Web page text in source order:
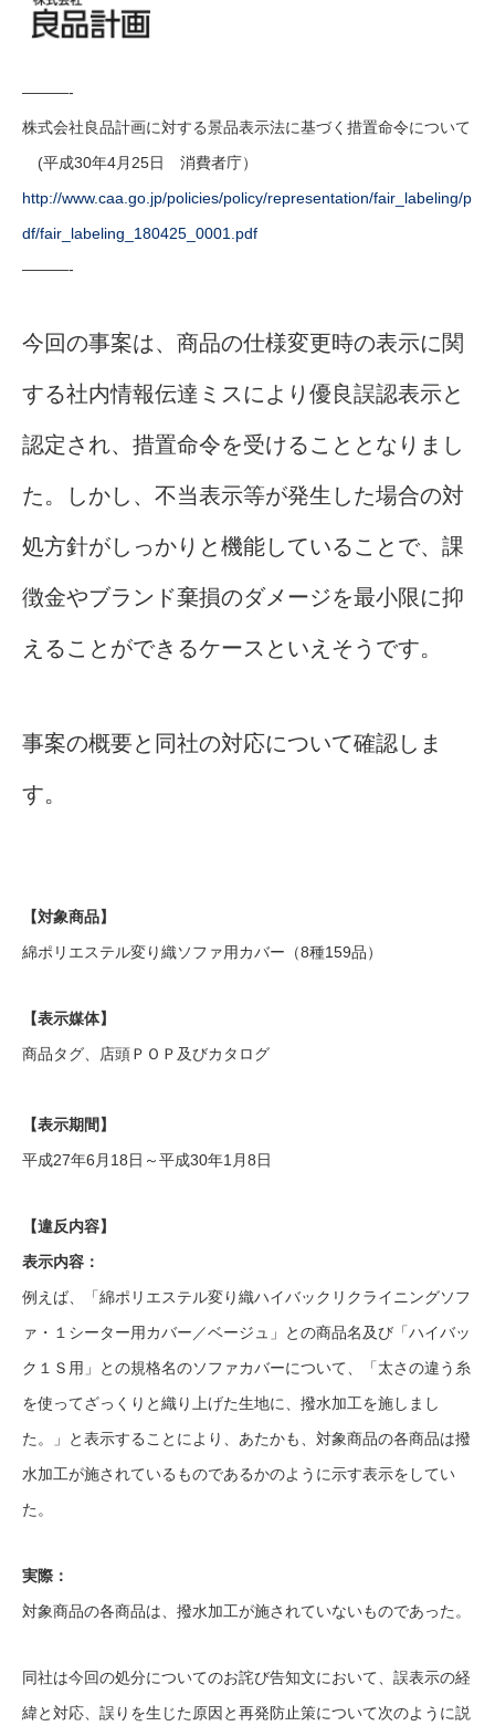
———-
株式会社良品計画に対する景品表示法に基づく措置命令について
(平成30年4月25日 消費者庁）
http://www.caa.go.jp/policies/policy/representation/fair_labeling/p
df/fair_labeling_180425_0001.pdf
———-
今回の事案は、商品の仕様変更時の表示に関
する社内情報伝達ミスにより優良誤認表示と
認定され、措置命令を受けることとなりまし
た。しかし、不当表示等が発生した場合の対
処方針がしっかりと機能していることで、課
徴金やブランド棄損のダメージを最小限に抑
えることができるケースといえそうです。
事案の概要と同社の対応について確認しま
す。
【対象商品】
綿ポリエステル変り織ソファ用カバー（8種159品）
【表示媒体】
商品タグ、店頭ＰＯＰ及びカタログ
【表示期間】
平成27年6月18日～平成30年1月8日
【違反内容】
表示内容：
例えば、「綿ポリエステル変り織ハイバックリクライニングソフ
ァ・１シーター用カバー／ベージュ」との商品名及び「ハイバッ
ク１Ｓ用」との規格名のソファカバーについて、「太さの違う糸
を使ってざっくりと織り上げた生地に、撥水加工を施しまし
た。」と表示することにより、あたかも、対象商品の各商品は撥
水加工が施されているものであるかのように示す表示をしてい
た。
実際：
対象商品の各商品は、撥水加工が施されていないものであった。
同社は今回の処分についてのお詫び告知文において、誤表示の経
緯と対応、誤りを生じた原因と再発防止策について次のように説